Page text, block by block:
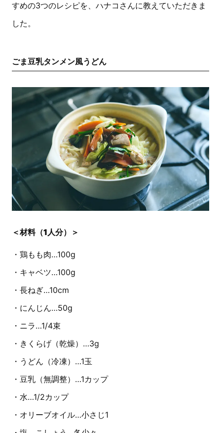
すめの3つのレシピを、ハナコさんに教えていただきま
した。
ごま豆乳タンメン風うどん
＜材料（1人分）＞
・鶏もも肉…100g
・キャベツ…100g
・長ねぎ…10cm
・にんじん…50g
・ニラ…1/4束
・きくらげ（乾燥）…3g
・うどん（冷凍）…1玉
・豆乳（無調整）…1カップ
・水…1/2カップ
・オリーブオイル…小さじ1